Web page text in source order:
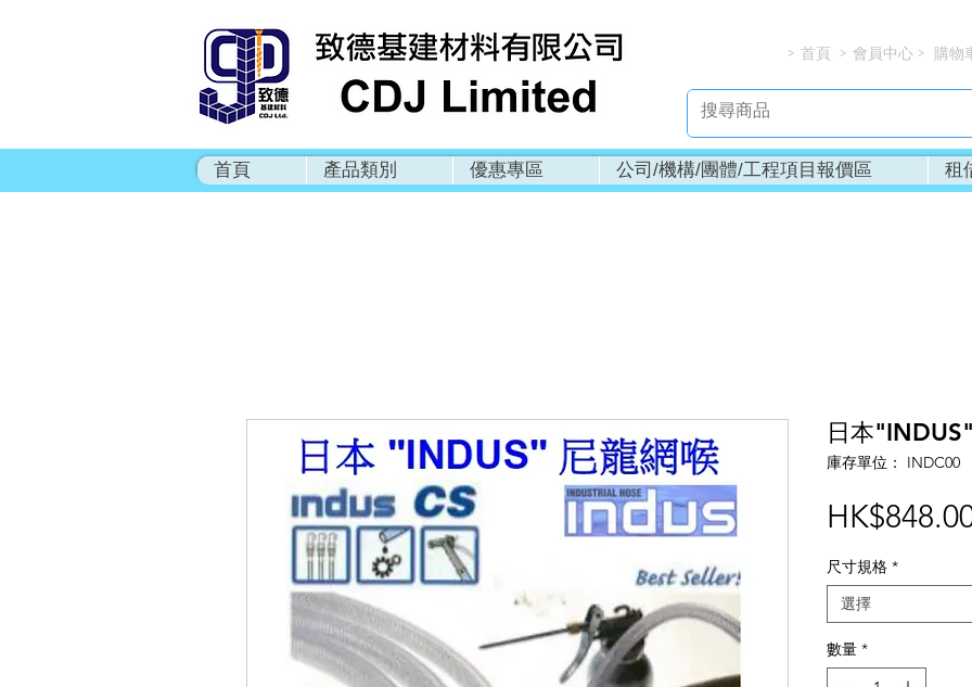
> > >
首頁 會員中心 購物
首頁 產品類別 優惠專區 公司/機構/團體/工程項目報價區 租
日本
庫存單位： INDC00
尺寸規格 *
選擇
數量 *